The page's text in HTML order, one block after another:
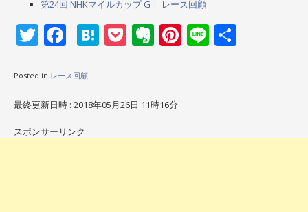
第24回 NHKマイルカップ GⅠ レース回顧
TwitterFacebook
Hatena
Pocket
Evernote
Pinterest
Line
Posted in レース回顧
最終更新日時 : 2018年05月26日 11時16分
スポンサーリンク